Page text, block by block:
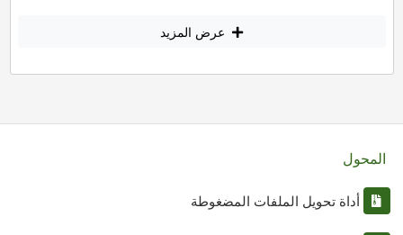
عرض المزيد
المحول
أداة تحويل الملفات المضغوطة